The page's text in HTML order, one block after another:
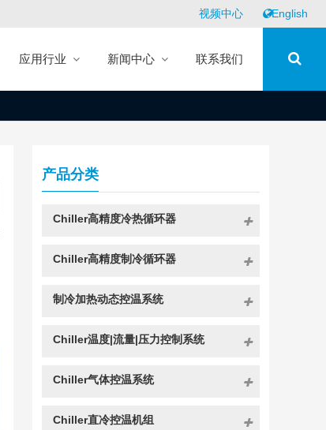
视频中心 English
应用行业 新闻中心 联系我们
产品分类
Chiller高精度冷热循环器
Chiller高精度制冷循环器
制冷加热动态控温系统
Chiller温度|流量|压力控制系统
Chiller气体控温系统
Chiller直冷控温机组